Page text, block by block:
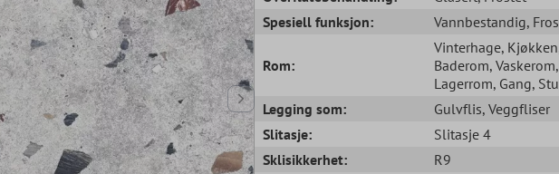
Spesiell funksjon:
Vannbestandig,
Rom:
Vinterhage, Kjøkken
Baderom, Vaskerom,
Lagerrom, Gang,
Legging som:
Gulvflis, Veggfliser
Slitasje:
Slitasje 4
Sklisikkerhet:
R9